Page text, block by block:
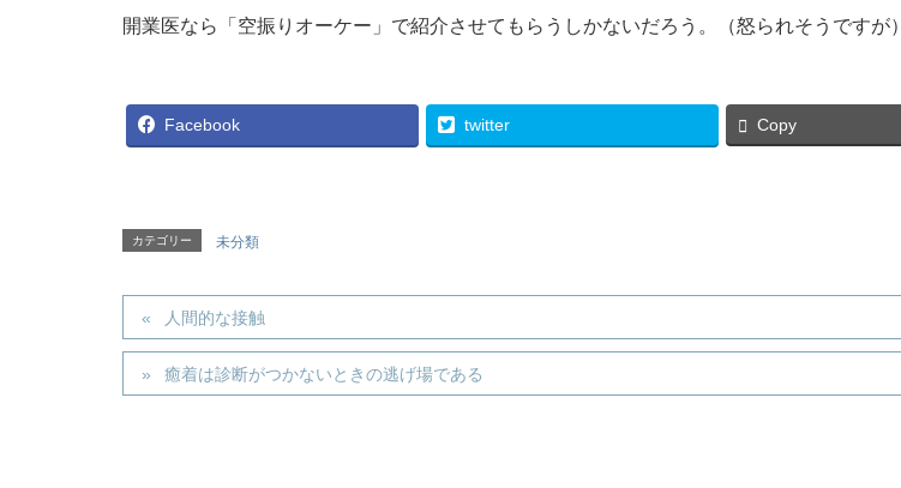
開業医なら「空振りオーケー」で紹介させてもらうしかないだろう。（怒られそうですが）
Facebook twitter Copy
カテゴリー 未分類
人間的な接触
癒着は診断がつかないときの逃げ場である